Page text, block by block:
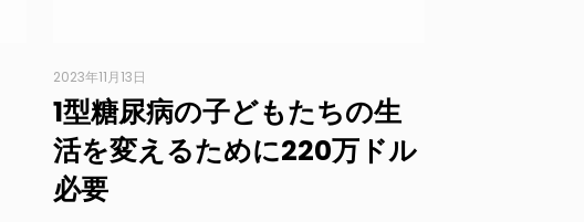
2023年11月13日
1型糖尿病の子どもたちの生
活を変えるために220万ドル
必要